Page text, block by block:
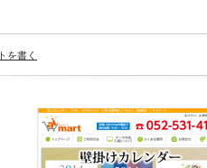
を書く